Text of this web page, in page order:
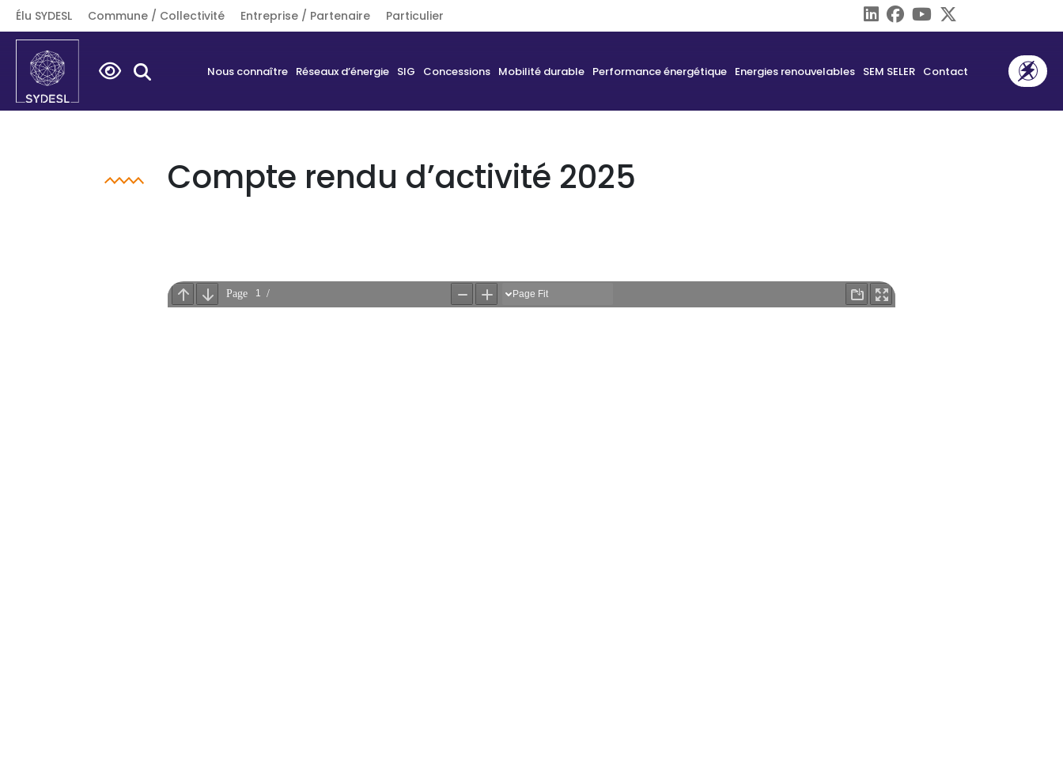
Élu SYDESL Commune / Collectivité Entreprise / Partenaire Particulier
Search
for:
Nous connaître Réseaux d’énergie SIG Concessions Mobilité durable Performance énergétique Energies renouvelables SEM SELER Contact
Compte rendu d’activité 2025